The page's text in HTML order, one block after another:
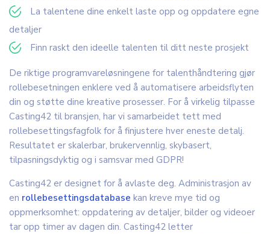
La talentene dine enkelt laste opp og oppdatere egne
detaljer
Finn raskt den ideelle talenten til ditt neste prosjekt
De riktige programvareløsningene for talenthåndtering gjør
rollebesetningen enklere ved å automatisere arbeidsflyten
din og støtte dine kreative prosesser. For å virkelig tilpasse
Casting42 til bransjen, har vi samarbeidet tett med
rollebesettingsfagfolk for å finjustere hver eneste detalj.
Resultatet er skalerbar, brukervennlig, skybasert,
tilpasningsdyktig og i samsvar med GDPR!
Casting42 er designet for å avlaste deg. Administrasjon av
en rollebesettingsdatabase kan kreve mye tid og
oppmerksomhet: oppdatering av detaljer, bilder og videoer
tar opp timer av dagen din. Casting42 letter